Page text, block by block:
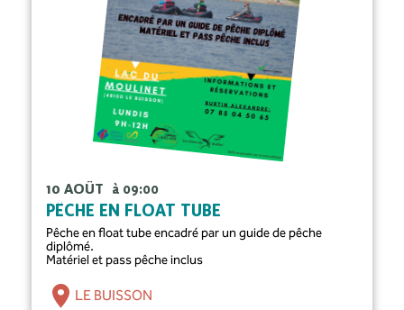
10 AOÛT à 09:00
PÊCHE EN FLOAT TUBE
Pêche en float tube encadré par un guide de pêche
diplômé.
Matériel et pass pêche inclus
LE BUISSON